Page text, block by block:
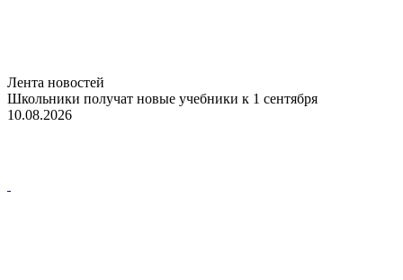
Лента новостей
Школьники получат новые учебники к 1 сентября
10.08.2026